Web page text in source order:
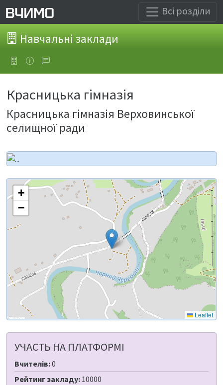
Всі розділи
Навчальні заклади
Красницька гімназія
Красницька гімназія Верховинської
селищної ради
+
−
Leaflet
УЧАСТЬ НА ПЛАТФОРМІ
Вчителів:0
Рейтинг закладу: 10000